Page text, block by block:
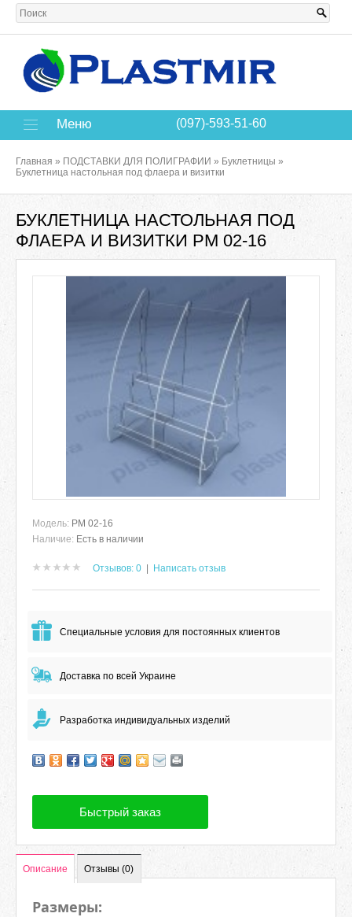
Меню (097)-593-51-60
Главная » ПОДСТАВКИ ДЛЯ ПОЛИГРАФИИ » Буклетницы »
Буклетница настольная под флаера и визитки
БУКЛЕТНИЦА НАСТОЛЬНАЯ ПОД
ФЛАЕРА И ВИЗИТКИ РМ 02-16
Модель: РМ 02-16
Наличие: Есть в наличии
Отзывов: 0 Написать отзыв
Специальные условия для постоянных клиентов
Доставка по всей Украине
Разработка индивидуальных изделий
Быстрый заказ
Описание Отзывы (0)
Размеры: